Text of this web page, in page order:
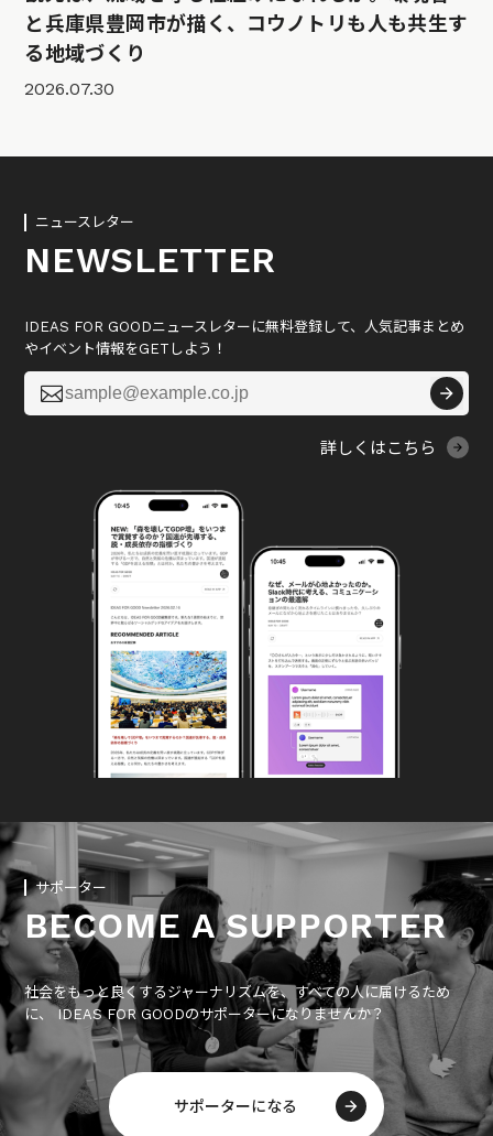
と兵庫県豊岡市が描く、コウノトリも人も共生す
る地域づくり
2026.07.30
ニュースレター
NEWSLETTER
IDEAS FOR GOODニュースレターに無料登録して、人気記事まとめ
やイベント情報をGETしよう！

詳しくはこちら
サポーター
BECOME A SUPPORTER
社会をもっと良くするジャーナリズムを、すべての人に届けるため
に、 IDEAS FOR GOODのサポーターになりませんか？
サポーターになる